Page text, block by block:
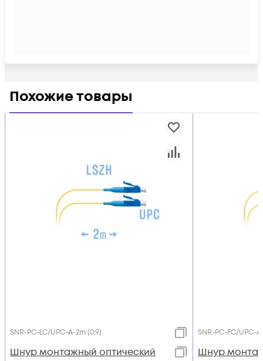
Похожие товары
SNR-PC-LC/UPC-A-2m (0,9)
Шнур монтажный оптический
SNR-PC-FC/UPC-
Шнур